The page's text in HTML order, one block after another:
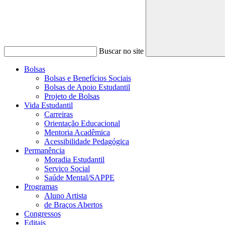
Buscar no site
Bolsas
Bolsas e Benefícios Sociais
Bolsas de Apoio Estudantil
Projeto de Bolsas
Vida Estudantil
Carreiras
Orientação Educacional
Mentoria Acadêmica
Acessibilidade Pedagógica
Permanência
Moradia Estudantil
Serviço Social
Saúde Mental/SAPPE
Programas
Aluno Artista
de Braços Abertos
Congressos
Editais